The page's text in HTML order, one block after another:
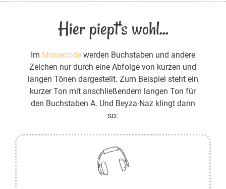
Hier piept's wohl...
Im Morsecodewerden Buchstaben und andere
Zeichen nur durch eine Abfolge von kurzen und
langen Tönen dargestellt. Zum Beispiel steht ein
kurzer Ton mit anschließendem langen Ton für
den Buchstaben A. Und Beyza-Naz klingt dann
so: